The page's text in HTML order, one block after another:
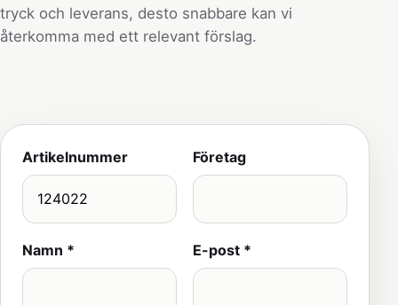
tryck och leverans, desto snabbare kan vi
återkomma med ett relevant förslag.
Artikelnummer Företag
Namn * E-post *